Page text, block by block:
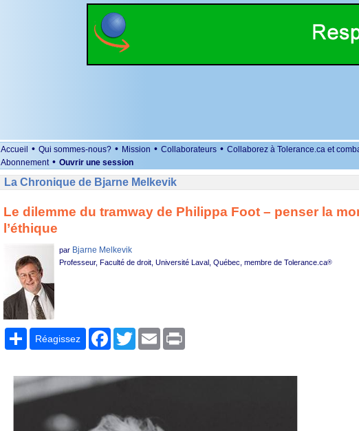
Accueil • Qui sommes-nous? • Mission • Collaborateurs • Collaborez à Tolerance.ca et
Abonnement • Ouvrir une session
La Chronique de Bjarne Melkevik
Le dilemme du tramway de Philippa Foot – penser la
l’éthique
par Bjarne Melkevik
Professeur, Faculté de droit, Université Laval, Québec, membre de Tolerance.ca®
Partager
Réagissez Facebook
TwitterEmail Print